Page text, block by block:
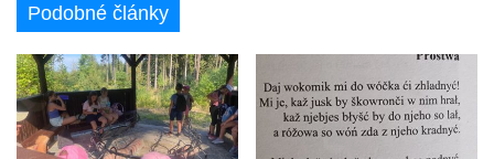
Podobné články